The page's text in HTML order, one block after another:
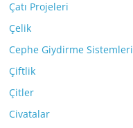
Çatı Projeleri
Çelik
Cephe Giydirme Sistemleri
Çiftlik
Çitler
Civatalar